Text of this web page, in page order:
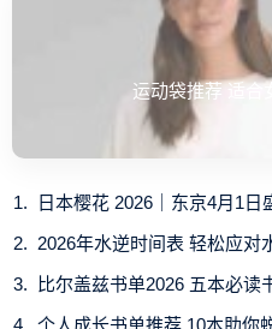
运动袋推荐 适合
日本樱花 2026｜东京4月1
2026年水逆时间表 轻松应对
比尔盖兹书单2026 五本必读
个人成长书单推荐 10本助你